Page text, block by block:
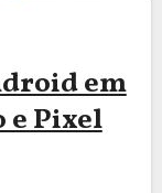
em
e Pixel